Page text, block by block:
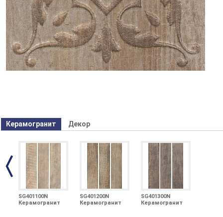
Керамогранит Декор
SG401100N
Керамогранит
SG401200N
Керамогранит
SG401300N
Керамогранит